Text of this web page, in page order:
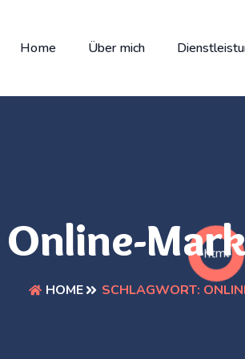
Home Über mich
Online-
HOME SCHLAGWORT:
html